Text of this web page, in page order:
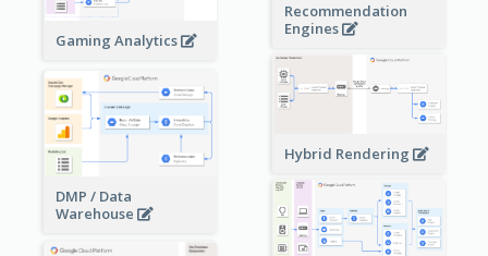
Gaming Analytics
Recommendation
Engines
Hybrid Rendering
DMP / Data
Warehouse